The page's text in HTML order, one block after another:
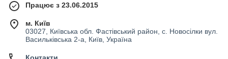
Працює з 23.06.2015
м. Київ
03027, Київська обл. Фастівський район, с. Новосілки вул.
Васильківська 2-а, Київ, Україна